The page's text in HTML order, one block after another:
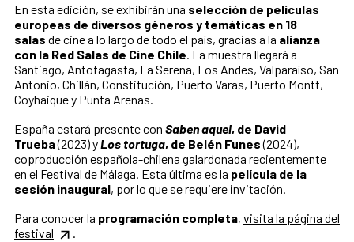
En esta edición, se exhibirán una selección de películas
europeas de diversos géneros y temáticas en 18
salas de cine a lo largo de todo el país, gracias a la alianza
con la Red Salas de Cine Chile. La muestra llegará a
Santiago, Antofagasta, La Serena, Los Andes, Valparaíso, San
Antonio, Chillán, Constitución, Puerto Varas, Puerto Montt,
Coyhaique y Punta Arenas.
España estará presente con Saben aquel, de David
Trueba(2023) yLos tortuga, de Belén Funes(2024),
coproducción española-chilena galardonada recientemente
en el Festival de Málaga. Esta última es la película de la
sesión inaugural, por lo que se requiere invitación.
Para conocer la programación completa, visita la página del
festival
.